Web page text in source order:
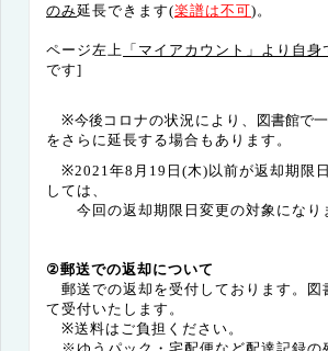
のみ延長できます(楽譜は不可) 。
ページ左上 「マイアカウント」より自身
です]
※今後 コロナの状況により、 図書館で
をさらに延長する場合もあります。
※2021 年8 月 19 日 (木)以前が返却期限
しては、
今回の返却期限日変更の対象になり
②郵送での返却について
郵送での返却を受付しております。図
て受付いたします。
※送料はご負担ください。